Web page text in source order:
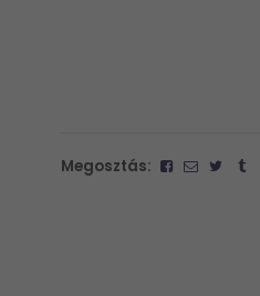
Megosztás: